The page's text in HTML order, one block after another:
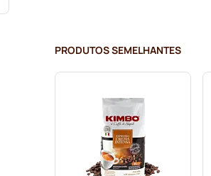
Café em grão Kaffekapslen
PRODUTOS SEMELHANTES